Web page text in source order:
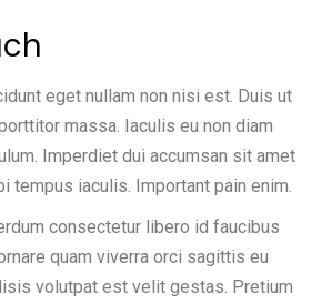
eget nullam non nisi est. Duis ut
massa. Iaculis eu non diam
Imperdiet dui accumsan sit amet
tempus iaculis. Important pain enim.
consectetur libero id faucibus
quam viverra orci sagittis eu
volutpat est velit gestas. Pretium